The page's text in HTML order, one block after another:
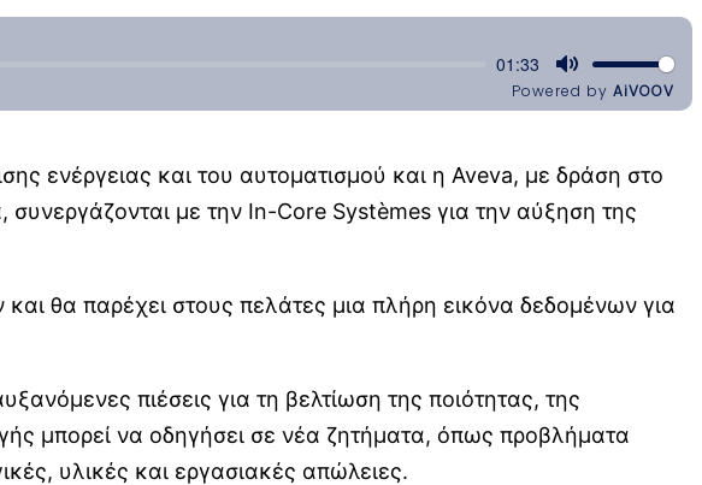
ενέργειας και του αυτοματισμού και η Aveva, με δράση στο
με την In-Core Systèmes για την αύξηση της
θα παρέχει στους πελάτες μια πλήρη εικόνα δεδομένων για
πιέσεις για τη βελτίωση της ποιότητας, της
μπορεί να οδηγήσει σε νέα ζητήματα, όπως προβλήματα
υλικές και εργασιακές απώλειες.